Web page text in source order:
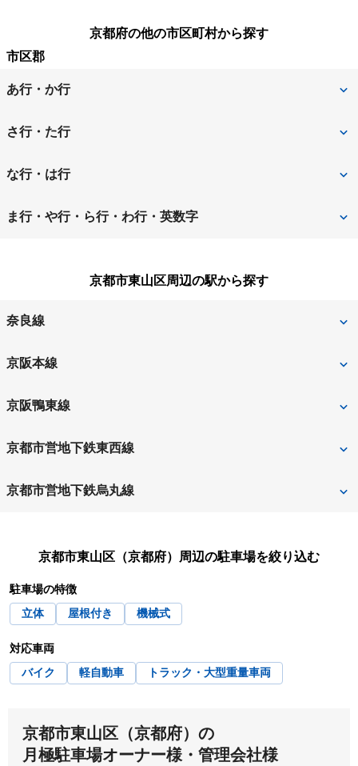
京都府の他の市区町村から探す
市区郡
あ行・か行
綾部市
乙訓郡大山崎町
京都市上京区
京都市北区
さ行・た行
城陽市
綴喜郡井手町
な行・は行
長岡京市 南丹市
ま行・や行・ら行・わ行・英数字
与謝郡与謝野町
京都市東山区周辺の駅から探す
奈良線
東福寺
京阪本線
七条
東福寺
京阪鴨東線
三条
京都市営地下鉄東西線
三条京阪
京都市営地下鉄烏丸線
京都市東山区（京都府）
周辺の駐車場を絞り込む
駐車場の特徴
立体
屋根付き 機械式
対応車両
バイク
軽自動車 トラック・大型重量車両
京都市東山区（京都府）の
月極駐車場オーナー様・管理会社様